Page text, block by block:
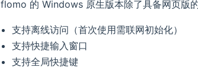
flomo 的 Windows 原生版本除了具备网页版
支持离线访问（首次使用需联网初始化）
支持快捷输入窗口
支持全局快捷键